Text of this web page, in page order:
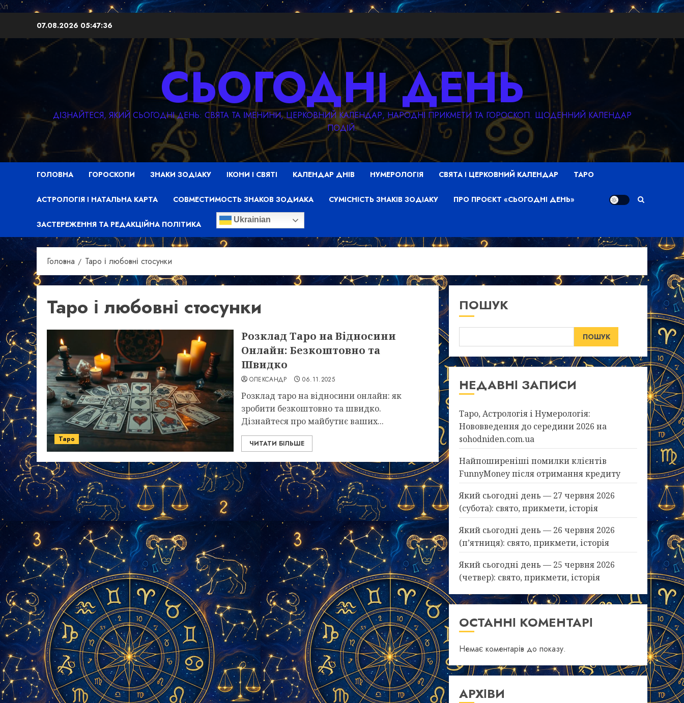
\n
вмісту
07.08.2026 05:47:38
СЬОГОДНІ ДЕНЬ
ДІЗНАЙТЕСЯ, ЯКИЙ СЬОГОДНІ ДЕНЬ: СВЯТА ТА ІМЕНИНИ, ЦЕРКОВНИЙ КАЛЕНДАР, НАРОДНІ ПРИКМЕТИ ТА ГОРОСКОП. ЩОДЕННИЙ КАЛЕНДАР
ПОДІЙ.
ГОЛОВНА ГОРОСКОПИ ЗНАКИ ЗОДІАКУ ІКОНИ І СВЯТІ КАЛЕНДАР ДНІВ НУМЕРОЛОГІЯ СВЯТА І ЦЕРКОВНИЙ КАЛЕНДАР ТАРО
АСТРОЛОГІЯ І НАТАЛЬНА КАРТА СОВМЕСТИМОСТЬ ЗНАКОВ ЗОДИАКА СУМІСНІСТЬ ЗНАКІВ ЗОДІАКУ ПРО ПРОЄКТ «СЬОГОДНІ ДЕНЬ»
ЗАСТЕРЕЖЕННЯ ТА РЕДАКЦІЙНА ПОЛІТИКА Ukrainian
Головна Таро і любовні стосунки
Таро і любовні стосунки
Таро
Розклад Таро на Відносини
Онлайн: Безкоштовно та
Швидко
ОЛЕКСАНДР 06.11.2025
Розклад таро на відносини онлайн: як
зробити безкоштовно та швидко.
Дізнайтеся про майбутнє ваших...
ЧИТАТИ БІЛЬШЕ
ПОШУК
ПОШУК
НЕДАВНІ ЗАПИСИ
Таро, Астрологія і Нумерологія:
Нововведення до середини 2026 на
sohodniden.com.ua
Найпоширеніші помилки клієнтів
FunnyMoney після отримання кредиту
Який сьогодні день — 27 червня 2026
(субота): свято, прикмети, історія
Який сьогодні день — 26 червня 2026
(п’ятниця): свято, прикмети, історія
Який сьогодні день — 25 червня 2026
(четвер): свято, прикмети, історія
ОСТАННІ КОМЕНТАРІ
Немає коментарів до показу.
АРХІВИ